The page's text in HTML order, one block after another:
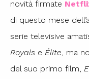
novità firmate
di questo mese
serie televisive
Royals e Élite , ma
del suo primo film,